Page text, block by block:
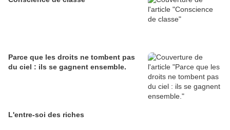
Parce que les droits ne tombent pas
du ciel : ils se gagnent ensemble.
L'entre-soi des riches